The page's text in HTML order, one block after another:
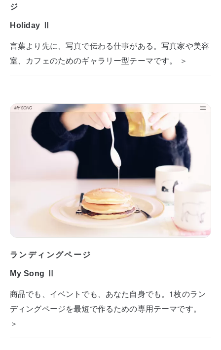
ジ
Holiday Ⅱ
言葉より先に、写真で伝わる仕事がある。写真家や美容
室、カフェのためのギャラリー型テーマです。 ＞
ランディングページ
My Song Ⅱ
商品でも、イベントでも、あなた自身でも。1枚のラン
ディングページを最短で作るための専用テーマです。
＞